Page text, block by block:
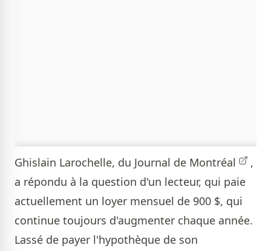
Ghislain Larochelle, du Journal de Montréal
,
a répondu à la question d'un lecteur, qui paie
actuellement un loyer mensuel de 900 $, qui
continue toujours d'augmenter chaque année.
Lassé de payer l'hypothèque de son